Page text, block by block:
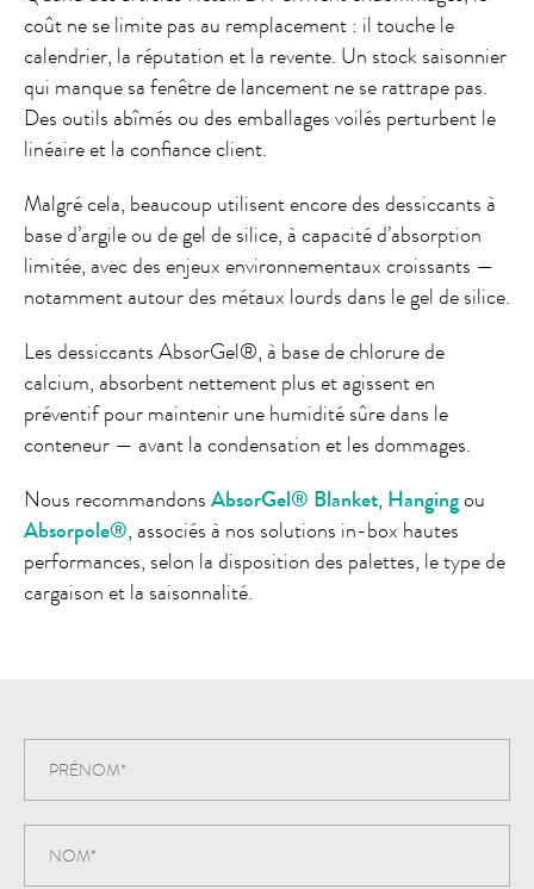
coût ne se limite pas au remplacement : il touche le
calendrier, la réputation et la revente. Un stock saisonnier
qui manque sa fenêtre de lancement ne se rattrape pas.
Des outils abîmés ou des emballages voilés perturbent le
linéaire et la confiance client.
Malgré cela, beaucoup utilisent encore des dessiccants à
base d’argile ou de gel de silice, à capacité d’absorption
limitée, avec des enjeux environnementaux croissants —
notamment autour des métaux lourds dans le gel de silice.
Les dessiccants AbsorGel®, à base de chlorure de
calcium, absorbent nettement plus et agissent en
préventif pour maintenir une humidité sûre dans le
conteneur — avant la condensation et les dommages.
Nous recommandonsAbsorGel® Blanket, Hangingou
Absorpole®, associés à nos solutions in-box hautes
performances, selon la disposition des palettes, le type de
cargaison et la saisonnalité.